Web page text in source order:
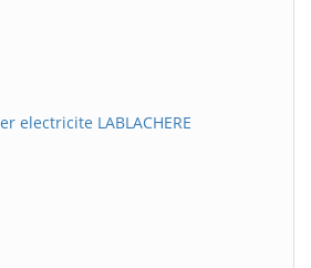
electricite LABLACHERE